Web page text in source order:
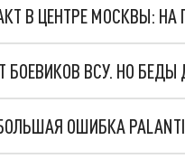
В ЦЕНТРЕ МОСКВЫ:
БОЕВИКОВ ВСУ. НО